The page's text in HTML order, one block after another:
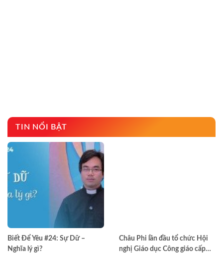
TIN NỔI BẬT
Biết Để Yêu #24: Sự Dữ –
Nghĩa lý gì?
Châu Phi lần đầu tổ chức Hội
nghị Giáo dục Công giáo cấp